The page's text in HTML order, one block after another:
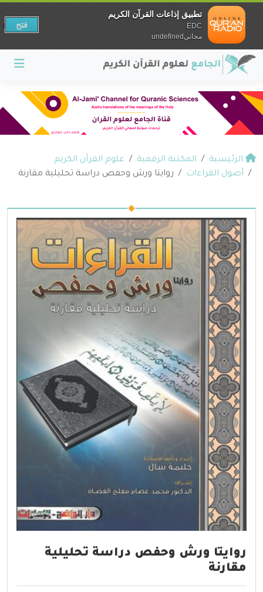
الرئيسية المكتبة الرقمية
علوم القرآن الكريم
أصول القراءات
روايتا ورش وحفص دراسة تحليلية مقارنة
روايتا ورش وحفص دراسة تحليلية
مقارنة
تطبيق إذاعات القرآن الكريم
EDC
مجانيundefined
فتح